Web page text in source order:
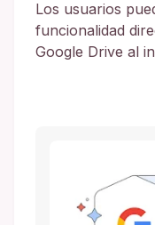
Los usuarios
funcionalidad
Google Drive al